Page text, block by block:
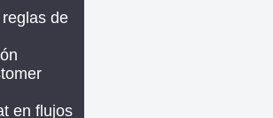
de
en flujos